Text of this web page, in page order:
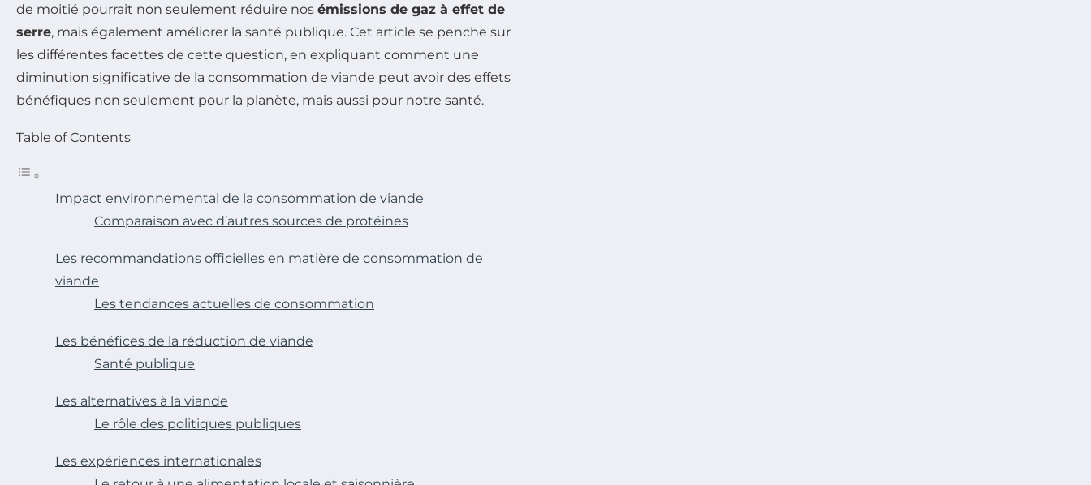
de moitié pourrait non seulement réduire nos émissions de gaz à effet de
serre, mais également améliorer la santé publique. Cet article se penche sur
les différentes facettes de cette question, en expliquant comment une
diminution significative de la consommation de viande peut avoir des effets
bénéfiques non seulement pour la planète, mais aussi pour notre santé.
Table of Contents
Impact environnemental de la consommation de viande
Comparaison avec d’autres sources de protéines
Les recommandations officielles en matière de consommation de
viande
Les tendances actuelles de consommation
Les bénéfices de la réduction de viande
Santé publique
Les alternatives à la viande
Le rôle des politiques publiques
Les expériences internationales